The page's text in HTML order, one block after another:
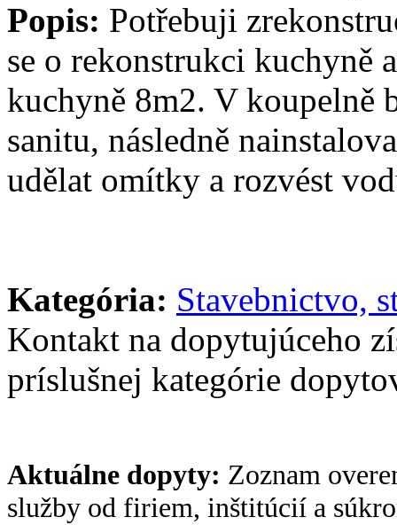
Popis: Potřebuji
se o rekonstrukci kuchyně
kuchyně 8m2. V koupelně
sanitu, následně
udělat omítky a rozvést
Kategória: Stavebnictvo,
Kontakt na dopytujúceho
príslušnej kategórie
Aktuálne dopyty: Zoznam
služby od firiem, inštitúcií a